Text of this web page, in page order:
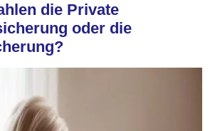
die Private
oder die